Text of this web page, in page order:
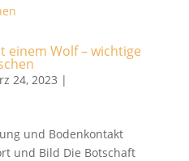
Wolf – wichtige
24, 2023 |
und Bodenkontakt
und Bild Die Botschaft